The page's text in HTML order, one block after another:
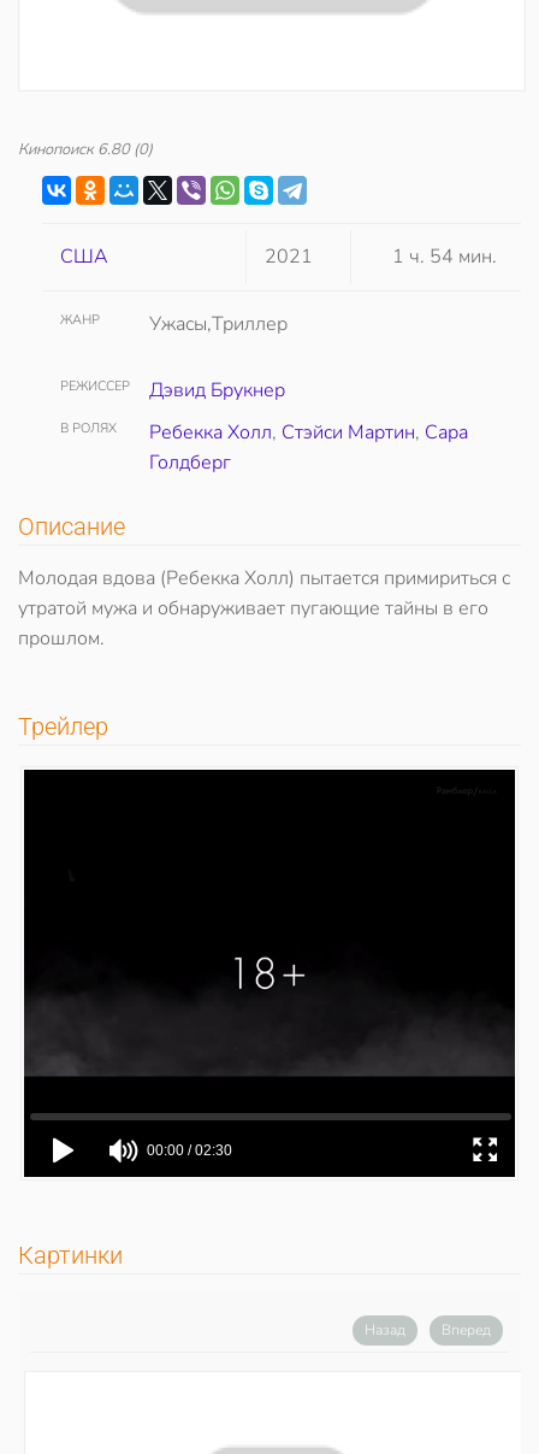
Кинопоиск 6.80(0)
США 2021 1 ч. 54 мин.
ЖАНР Ужасы,Триллер
РЕЖИССЕР Дэвид Брукнер
В РОЛЯХ Ребекка Холл, Стэйси Мартин, Сара
Голдберг
Описание
Молодая вдова (Ребекка Холл) пытается примириться с
утратой мужа и обнаруживает пугающие тайны в его
прошлом.
Трейлер
Картинки
Назад Вперед